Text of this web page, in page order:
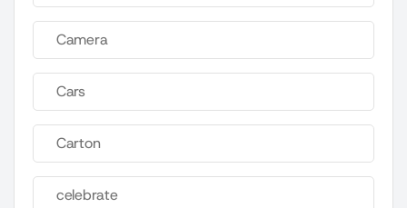
Camera
Cars
Carton
celebrate